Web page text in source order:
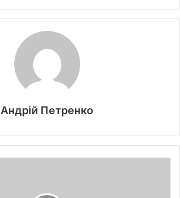
Андрій Петренко